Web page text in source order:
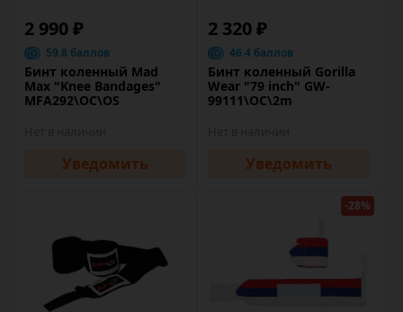
2 990 ₽
59.8 баллов
Бинт коленный Mad
Max "Knee Bandages"
MFA292\OC\OS
Уведомить
2 320 ₽
46.4 баллов
Бинт коленный Gorilla
Wear "79 inch" GW-
99111\OC\2m
Уведомить
-28%